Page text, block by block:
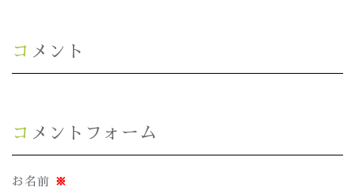
コメント
コメントフォーム
お名前 ※